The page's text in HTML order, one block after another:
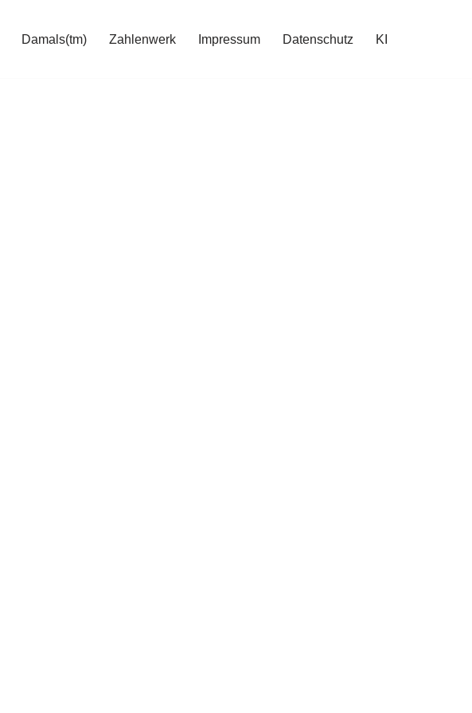
Damals(tm) Zahlenwerk Impressum Datenschutz KI